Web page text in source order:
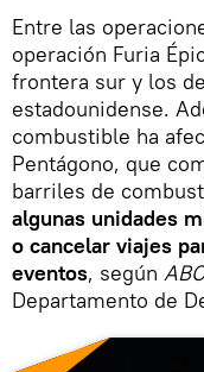
Entre las
operación Furia
frontera sur y los
estadounidense.
combustible ha
Pentágono, que
barriles de
algunas unidades
o cancelar viajes
eventos, según
Departamento de